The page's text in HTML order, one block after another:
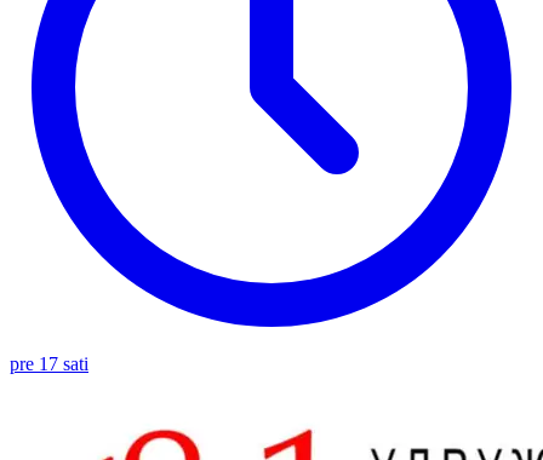
pre 17 sati